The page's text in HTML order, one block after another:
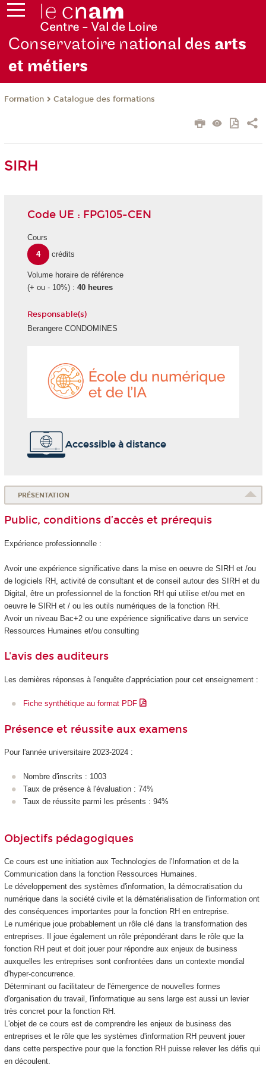
Conservatoire national des arts
et métiers
Formation Catalogue des formations
SIRH
Code UE : FPG105-CEN
Cours
4
crédits
Volume horaire de référence
(+ ou - 10%) : 40 heures
Responsable(s)
Berangere CONDOMINES
Accessible à distance
PRÉSENTATION
Public, conditions d’accès et prérequis
Expérience professionnelle :
Avoir une expérience significative dans la mise en oeuvre de SIRH et /ou
de logiciels RH, activité de consultant et de conseil autour des SIRH et du
Digital, être un professionnel de la fonction RH qui utilise et/ou met en
oeuvre le SIRH et / ou les outils numériques de la fonction RH.
Avoir un niveau Bac+2 ou une expérience significative dans un service
Ressources Humaines et/ou consulting
L'avis des auditeurs
Les dernières réponses à l'enquête d'appréciation pour cet enseignement :
Fiche synthétique au format PDF
Présence et réussite aux examens
Pour l'année universitaire 2023-2024 :
Nombre d'inscrits : 1003
Taux de présence à l'évaluation : 74%
Taux de réussite parmi les présents : 94%
Objectifs pédagogiques
Ce cours est une initiation aux Technologies de l'Information et de la
Communication dans la fonction Ressources Humaines.
Le développement des systèmes d'information, la démocratisation du
numérique dans la société civile et la dématérialisation de l'information ont
des conséquences importantes pour la fonction RH en entreprise.
Le numérique joue probablement un rôle clé dans la transformation des
entreprises. Il joue également un rôle prépondérant dans le rôle que la
fonction RH peut et doit jouer pour répondre aux enjeux de business
auxquelles les entreprises sont confrontées dans un contexte mondial
d'hyper-concurrence.
Déterminant ou facilitateur de l'émergence de nouvelles formes
d'organisation du travail, l'informatique au sens large est aussi un levier
très concret pour la fonction RH.
L'objet de ce cours est de comprendre les enjeux de business des
entreprises et le rôle que les systèmes d'information RH peuvent jouer
dans cette perspective pour que la fonction RH puisse relever les défis qui
en découlent.